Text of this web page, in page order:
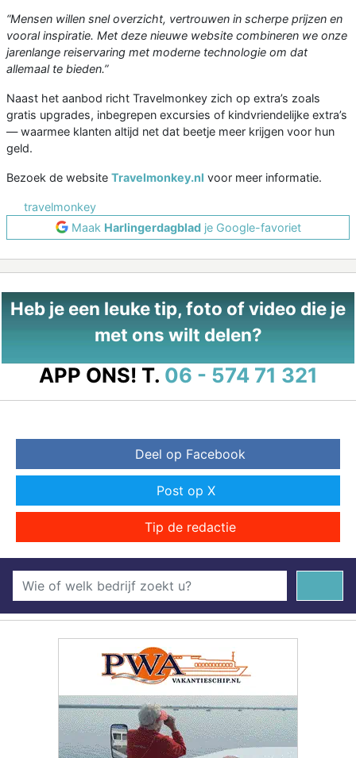
“Mensen willen snel overzicht, vertrouwen in scherpe prijzen en
vooral inspiratie. Met deze nieuwe website combineren we onze
jarenlange reiservaring met moderne technologie om dat
allemaal te bieden.”
Naast het aanbod richt Travelmonkey zich op extra’s zoals
gratis upgrades, inbegrepen excursies of kindvriendelijke extra’s
— waarmee klanten altijd net dat beetje meer krijgen voor hun
geld.
Bezoek de website Travelmonkey.nl voor meer informatie.
travelmonkey
Maak Harlingerdagbladje Google-favoriet
Heb je een leuke tip, foto of video die je
met ons wilt delen?
APP ONS! T. 06 - 574 71 321
Deel op Facebook
Post op X
Tip de redactie